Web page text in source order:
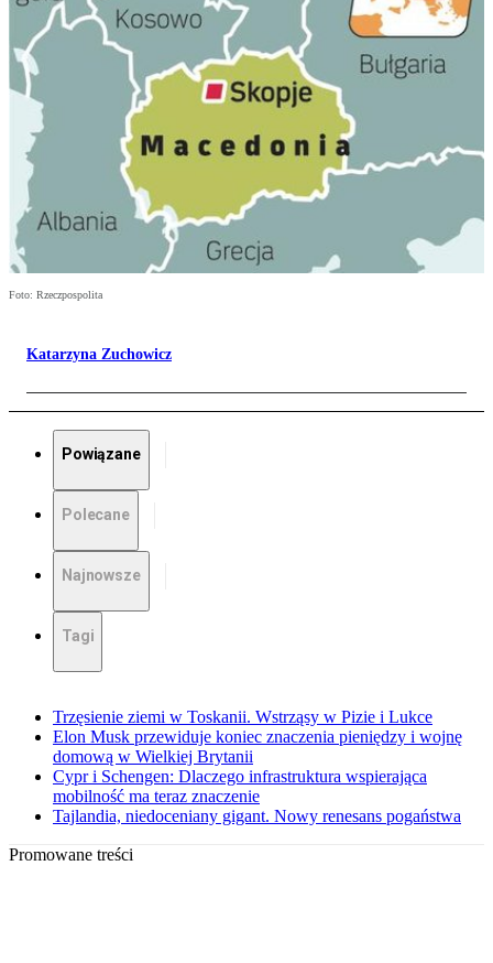
Foto: Rzeczpospolita
Katarzyna Zuchowicz
Powiązane
Polecane
Najnowsze
Tagi
Trzęsienie ziemi w Toskanii. Wstrząsy w Pizie i Lukce
Elon Musk przewiduje koniec znaczenia pieniędzy i wojnę
domową w Wielkiej Brytanii
Cypr i Schengen: Dlaczego infrastruktura wspierająca
mobilność ma teraz znaczenie
Tajlandia, niedoceniany gigant. Nowy renesans pogaństwa
Promowane treści